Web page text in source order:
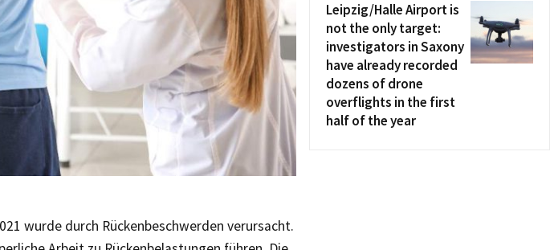
wurde durch Rückenbeschwerden verursacht.
Leipzig/Halle Airport is
not the only target:
investigators in Saxony
have already recorded
dozens of drone
overflights in the first
half of the year